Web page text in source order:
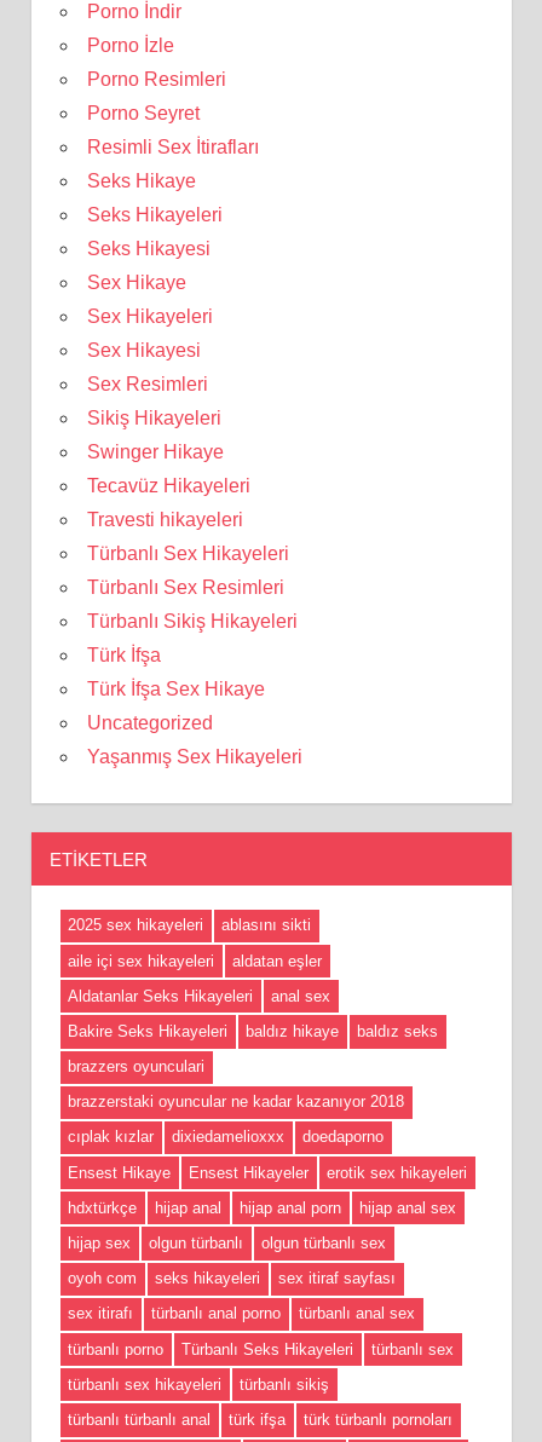
Porno İndir
Porno İzle
Porno Resimleri
Porno Seyret
Resimli Sex İtirafları
Seks Hikaye
Seks Hikayeleri
Seks Hikayesi
Sex Hikaye
Sex Hikayeleri
Sex Hikayesi
Sex Resimleri
Sikiş Hikayeleri
Swinger Hikaye
Tecavüz Hikayeleri
Travesti hikayeleri
Türbanlı Sex Hikayeleri
Türbanlı Sex Resimleri
Türbanlı Sikiş Hikayeleri
Türk İfşa
Türk İfşa Sex Hikaye
Uncategorized
Yaşanmış Sex Hikayeleri
ETIKETLER
2025 sex hikayeleri
ablasını sikti
aile içi sex hikayeleri
aldatan eşler
Aldatanlar Seks Hikayeleri
anal sex
Bakire Seks Hikayeleri
baldız hikaye
baldız seks
brazzers oyunculari
brazzerstaki oyuncular ne kadar kazanıyor 2018
cıplak kızlar
dixiedamelioxxx
doedaporno
Ensest Hikaye
Ensest Hikayeler
erotik sex hikayeleri
hdxtürkçe
hijap anal hijap anal porn
hijap anal sex
hijap sex
olgun türbanlı
olgun türbanlı sex
oyoh com
seks hikayeleri
sex itiraf sayfası
sex itirafı
türbanlı anal porno
türbanlı anal sex
türbanlı porno
Türbanlı Seks Hikayeleri
türbanlı sex
türbanlı sex hikayeleri
türbanlı sikiş
türbanlı türbanlı anal
türk ifşa türk türbanlı pornoları